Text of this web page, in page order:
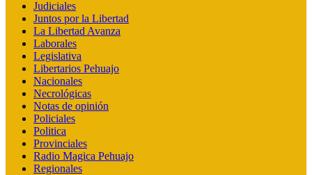
Judiciales
Juntos por la Libertad
La Libertad Avanza
Laborales
Legislativa
Libertarios Pehuajo
Nacionales
Necrológicas
Notas de opinión
Policiales
Politica
Provinciales
Radio Magica Pehuajo
Regionales